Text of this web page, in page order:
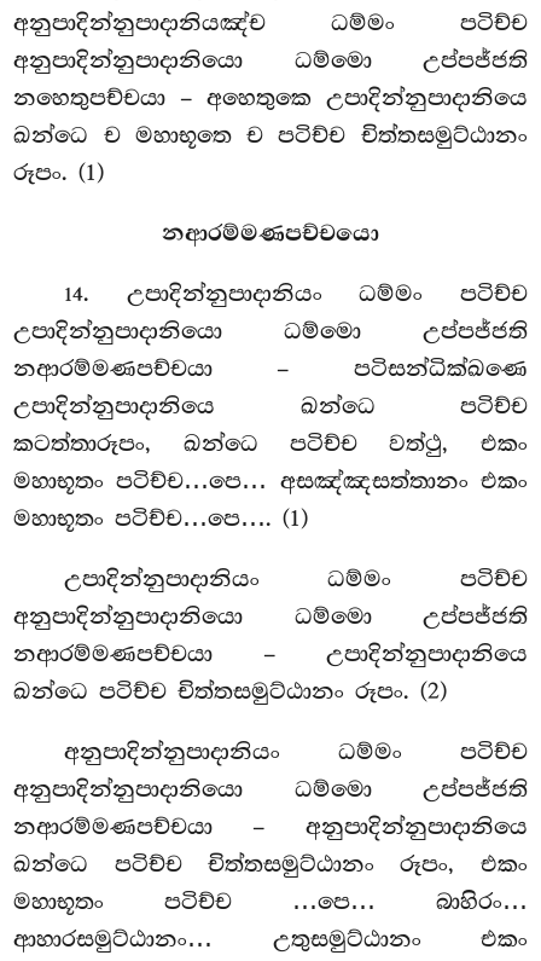
අනුපාදින්නුපාදානියඤ්ච ධම්මං පටිච්ච
අනුපාදින්නුපාදානියො ධම්මො උප්පජ්ජති
නහෙතුපච්චයා – අහෙතුකෙ උපාදින්නුපාදානියෙ
ඛන්ධෙ ච මහාභූතෙ ච පටිච්ච චිත්තසමුට්ඨානං
රූපං. (1)
නආරම්මණපච්චයො
14. උපාදින්නුපාදානියං ධම්මං පටිච්ච
උපාදින්නුපාදානියො ධම්මො උප්පජ්ජති
නආරම්මණපච්චයා – පටිසන්ධික්ඛණෙ
උපාදින්නුපාදානියෙ ඛන්ධෙ පටිච්ච
කටත්තාරූපං, ඛන්ධෙ පටිච්ච වත්ථු, එකං
මහාභූතං පටිච්ච…පෙ… අසඤ්ඤසත්තානං එකං
මහාභූතං පටිච්ච…පෙ…. (1)
උපාදින්නුපාදානියංධම්මං පටිච්ච
අනුපාදින්නුපාදානියො ධම්මො උප්පජ්ජති
නආරම්මණපච්චයා – උපාදින්නුපාදානියෙ
ඛන්ධෙ පටිච්ච චිත්තසමුට්ඨානං රූපං. (2)
අනුපාදින්නුපාදානියං ධම්මං පටිච්ච
අනුපාදින්නුපාදානියො ධම්මො උප්පජ්ජති
නආරම්මණපච්චයා – අනුපාදින්නුපාදානියෙ
ඛන්ධෙ පටිච්ච චිත්තසමුට්ඨානං රූපං, එකං
මහාභූතං පටිච්ච …පෙ… බාහිරං…
ආහාරසමුට්ඨානං… උතුසමුට්ඨානං එකං